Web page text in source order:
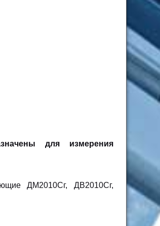
для измерения
ДМ2010Сг, ДВ2010Сг,